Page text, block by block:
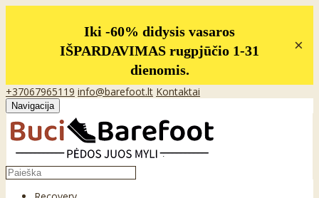
Iki -60% didysis vasaros
IŠPARDAVIMAS rugpjūčio 1-31
dienomis.
×
+37067965119 info@barefoot.lt Kontaktai
Navigacija